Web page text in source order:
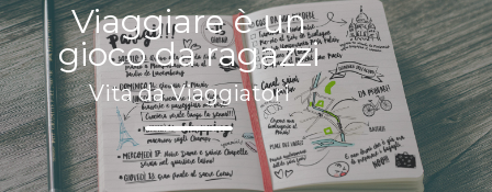
Viaggiare è un
gioco da ragazzi
Vita da Viaggiatori